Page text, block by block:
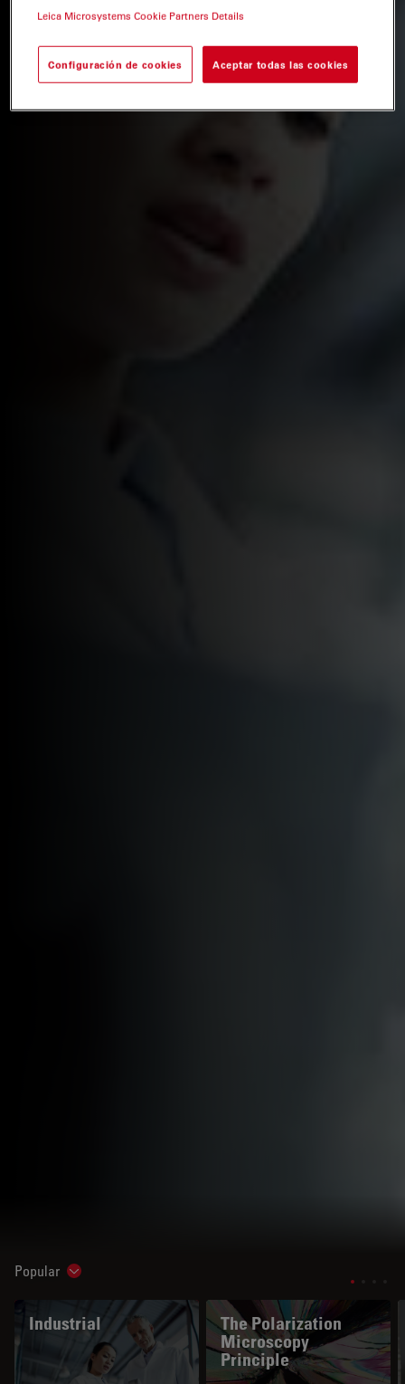
Popular Show subnavigation
Industrial
The Polarization
Microscopy
Principle
Leica Microsystems Cookie Partners Details
Configuración de cookies Aceptar todas las cookies